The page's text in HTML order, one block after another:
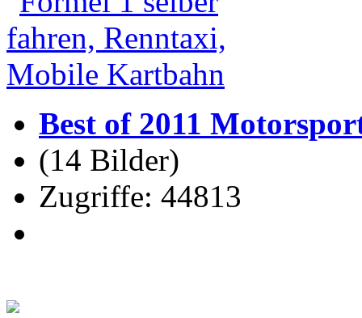
Best of 2011
(14 Bilder)
Zugriffe: 44813